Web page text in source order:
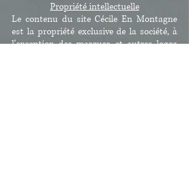
Propriété intellectuelle
Le contenu du site Cécile En Montagne
est la propriété exclusive de la société, à
l'exception des marques et autres logos